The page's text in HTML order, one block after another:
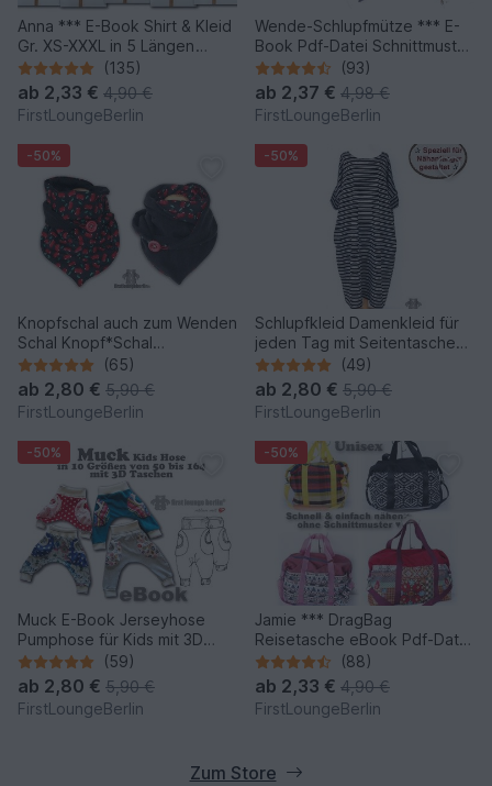
Anna *** E-Book Shirt & Kleid
Gr. XS-XXXL in 5 Längen
Nähanleitung mit
Schnittmuster Design von
firstloungeberlin
(135)
ab 2,33 € 4,90 €
FirstLoungeBerlin
Wende-Schlupfmütze *** E-
Book Pdf-Datei Schnittmuster
und Nähanleitung für die
ganze Familie in 6 Größen
von firstloungeberlin
(93)
ab 2,37 € 4,98 €
FirstLoungeBerlin
-50%
Knopfschal auch zum Wenden
Schal Knopf*Schal
Wickelschal Sommer Winter
(65)
ab 2,80 € 5,90 €
FirstLoungeBerlin
-50%
Schlupfkleid Damenkleid für
jeden Tag mit Seitentaschen
- Sommerkleid Jerseykleid
Tunika Nähen mit nur kleinem
Schnitt
(49)
ab 2,80 € 5,90 €
FirstLoungeBerlin
-50%
Muck E-Book Jerseyhose
Pumphose für Kids mit 3D
Taschen Unisex in 10 Größen
50/56-158/164 Nähanleitung
& Schnittmuster von
firstloungeberlin
(59)
ab 2,80 € 5,90 €
FirstLoungeBerlin
-50%
Jamie *** DragBag
Reisetasche eBook Pdf-Datei
Nähanleitung! Expressnähen
ohne Schnittmuster-Ausdruck
in 4 Größen S-XL
firstloungeberlin
(88)
ab 2,33 € 4,90 €
FirstLoungeBerlin
Zum Store